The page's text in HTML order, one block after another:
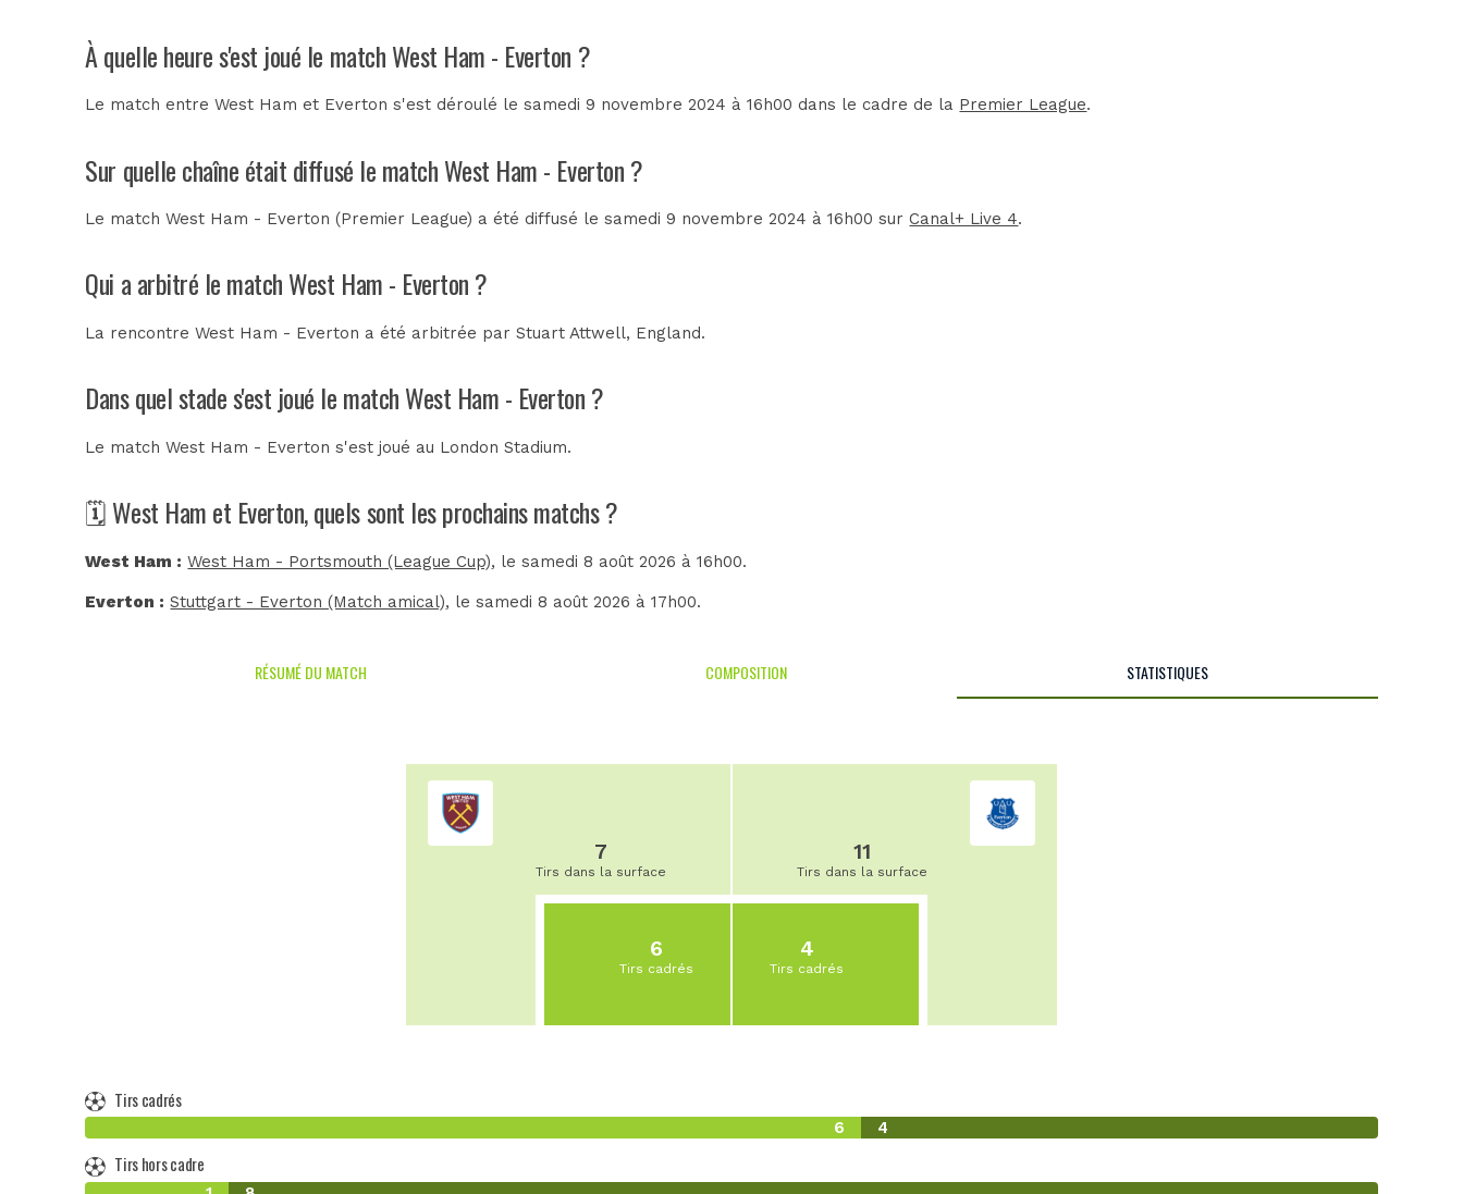
À quelle heure s'est joué le match West Ham - Everton ?
Le match entre West Ham et Everton s'est déroulé le samedi 9 novembre 2024 à 16h00 dans le cadre de la Premier League.
Sur quelle chaîne était diffusé le match West Ham - Everton ?
Le match West Ham - Everton (Premier League) a été diffusé le samedi 9 novembre 2024 à 16h00 surCanal+ Live 4.
Qui a arbitré le match West Ham - Everton ?
La rencontre West Ham - Everton a été arbitrée parStuart Attwell, England.
Dans quel stade s'est joué le match West Ham - Everton ?
Le match West Ham - Everton s'est joué au London Stadium.
🗓️ West Ham et Everton, quels sont les prochains matchs ?
West Ham : West Ham - Portsmouth (League Cup), le samedi 8 août 2026 à 16h00.
Everton : Stuttgart - Everton (Match amical), le samedi 8 août 2026 à 17h00.
RÉSUMÉ DU MATCH COMPOSITION STATISTIQUES
7
Tirs dans la surface
6
Tirs cadrés
11
Tirs dans la surface
4
Tirs cadrés
Tirs cadrés
6 4
Tirs hors cadre